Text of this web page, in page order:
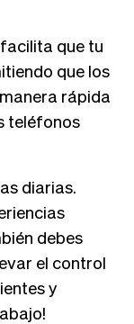
que tu
que los
rápida
teléfonos
diarias.
debes
el control
y